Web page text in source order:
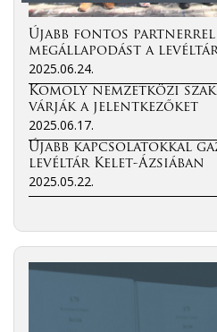
Újabb fontos
megállapodást a
2025.06.24.
Komoly nemzetközi
várják a jelentkezőket
2025.06.17.
Újabb kapcsolatokkal
levéltár Kelet-Ázsiában
2025.05.22.